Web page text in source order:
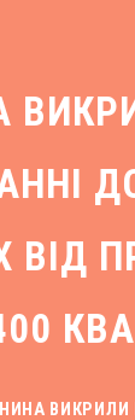
ВІД
ВИКРИЛИ